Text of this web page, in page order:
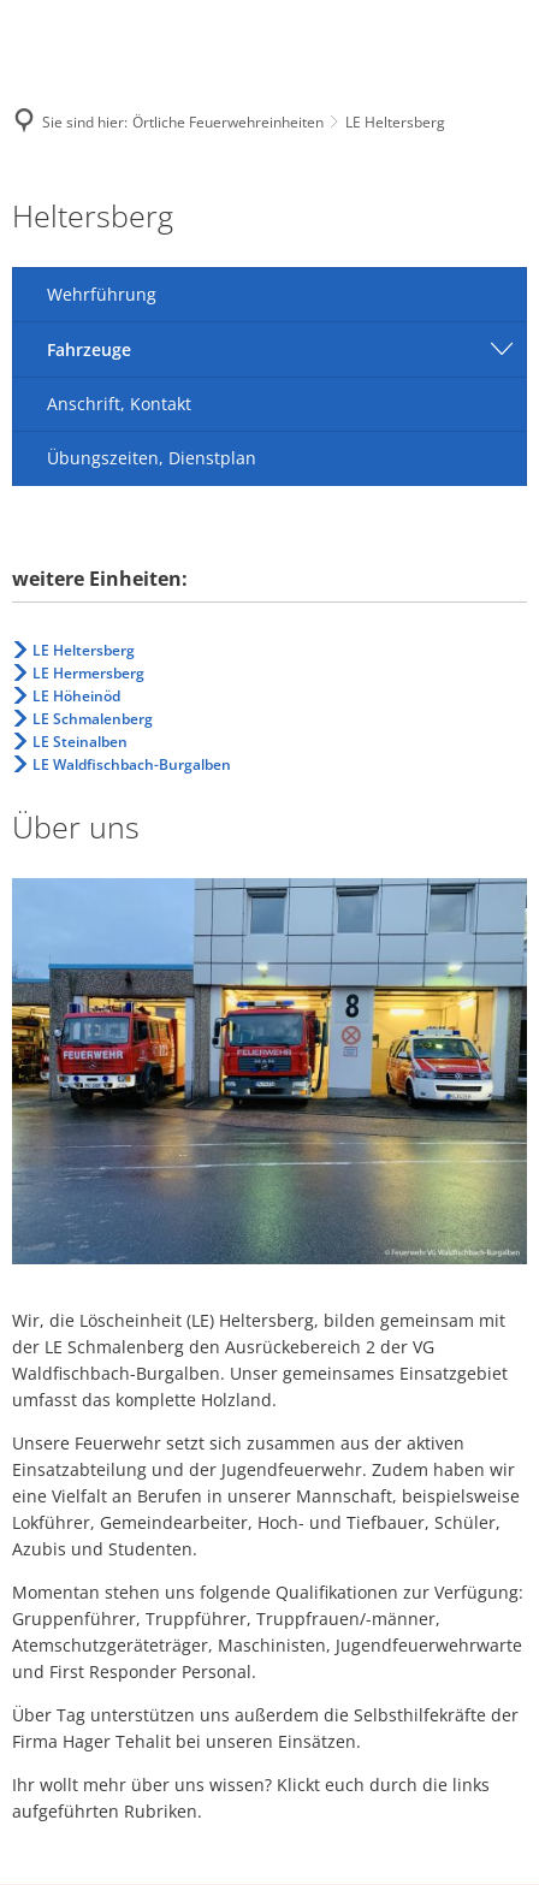
Sie sind hier: Örtliche Feuerwehreinheiten LE Heltersberg
Heltersberg
Heltersberg
Wehrführung
Fahrzeuge
Anschrift, Kontakt
Übungszeiten, Dienstplan
weitere Einheiten:
LE Heltersberg
LE Hermersberg
LE Höheinöd
LE Schmalenberg
LE Steinalben
LE Waldfischbach-Burgalben
Über uns
Wir, die Löscheinheit (LE) Heltersberg, bilden gemeinsam mit
der LE Schmalenberg den Ausrückebereich 2 der VG
Waldfischbach-Burgalben. Unser gemeinsames Einsatzgebiet
umfasst das komplette Holzland.
Unsere Feuerwehr setzt sich zusammen aus der aktiven
Einsatzabteilung und der Jugendfeuerwehr. Zudem haben wir
eine Vielfalt an Berufen in unserer Mannschaft, beispielsweise
Lokführer, Gemeindearbeiter, Hoch- und Tiefbauer, Schüler,
Azubis und Studenten.
Momentan stehen uns folgende Qualifikationen zur Verfügung:
Gruppenführer, Truppführer, Truppfrauen/-männer,
Atemschutzgeräteträger, Maschinisten, Jugendfeuerwehrwarte
und First Responder Personal.
Über Tag unterstützen uns außerdem die Selbsthilfekräfte der
Firma Hager Tehalit bei unseren Einsätzen.
Ihr wollt mehr über uns wissen? Klickt euch durch die links
aufgeführten Rubriken.